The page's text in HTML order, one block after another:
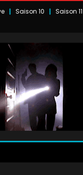
Saison 10 Saison 11